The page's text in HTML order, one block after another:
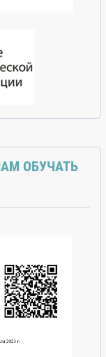
ОБУЧАТЬ